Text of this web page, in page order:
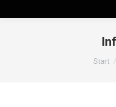
Sie
Start